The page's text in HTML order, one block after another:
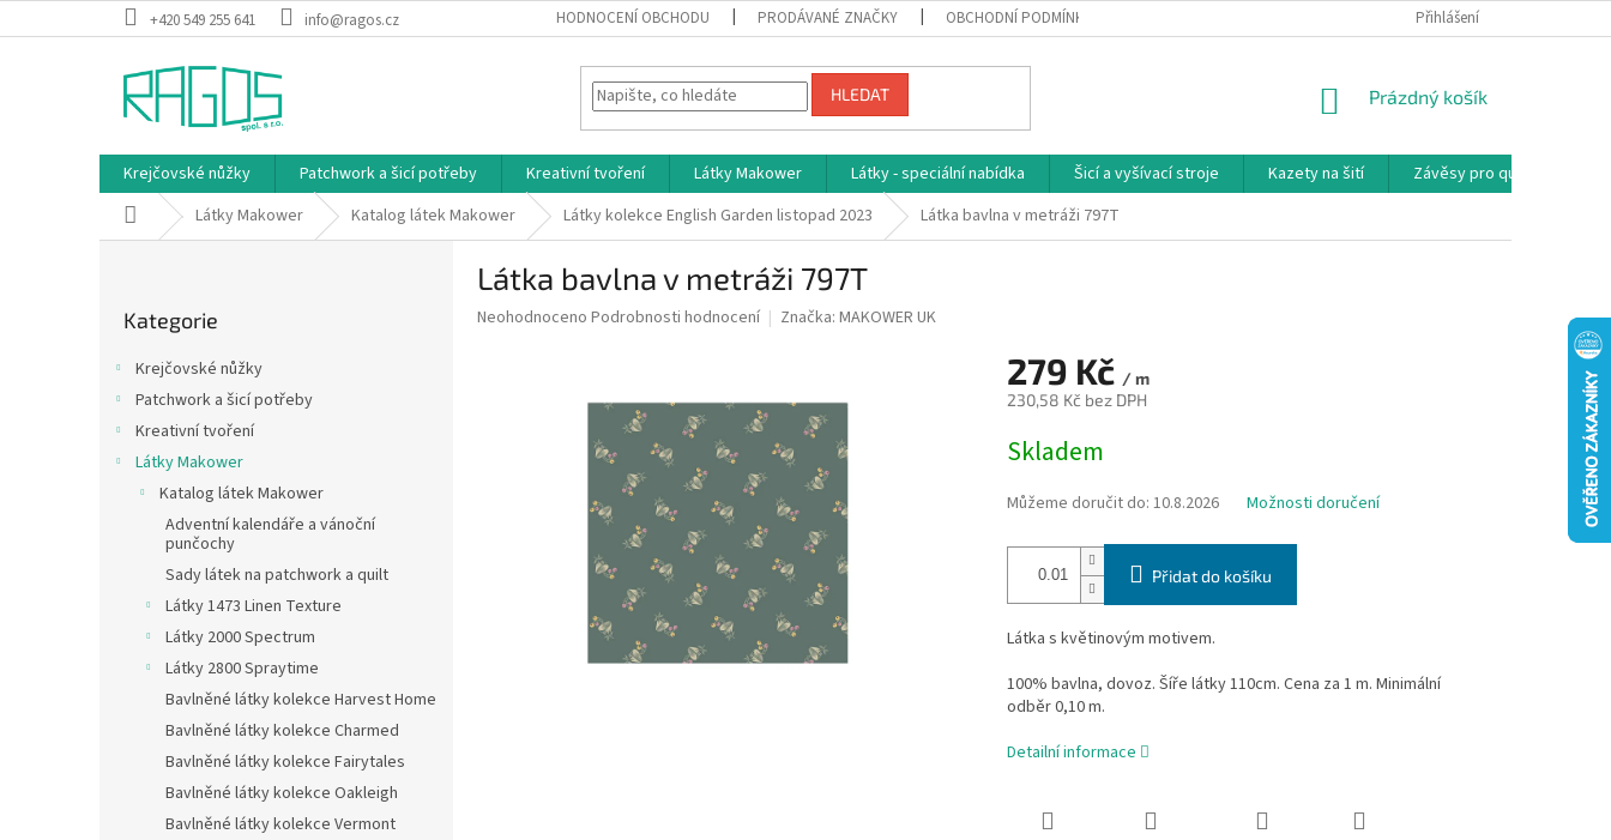
na
+420 549 255 641 info@ragos.cz HODNOCENÍ OBCHODU PRODÁVANÉ ZNAČKY OBCHODNÍ PODMÍNKY REKLAMAČNÍ PODMÍNKY
Přihlášení
HLEDAT
NÁKUPNÍ
Prázdný košík
Krejčovské nůžky Patchwork a šicí potřeby Kreativní tvoření Látky Makower Látky - speciální nabídka Šicí a vyšívací stroje Kazety na šití Závěsy pro quilty
Domů Látky Makower Katalog látek Makower Látky kolekce English Garden listopad 2023 Látka bavlna v metráži 797T
kategorie
Kategorie
Krejčovské nůžky
Patchwork a šicí potřeby
Kreativní tvoření
Látky Makower
Katalog látek Makower
Adventní kalendáře a vánoční
punčochy
Sady látek na patchwork a quilt
Látky 1473 Linen Texture
Látky 2000 Spectrum
Látky 2800 Spraytime
Bavlněné látky kolekce Harvest Home
Bavlněné látky kolekce Charmed
Bavlněné látky kolekce Fairytales
Bavlněné látky kolekce Oakleigh
Bavlněné látky kolekce Vermont
Látka bavlna v metráži 797T
Průměrné
Neohodnoceno Podrobnosti hodnocení Značka: MAKOWER UK
279 Kč / m
230,58 Kč bez DPH
cena:
Skladem
Můžeme doručit do: 10.8.2026 Možnosti doručení
Přidat do košíku
Látka s květinovým motivem.
100% bavlna, dovoz. Šíře látky 110cm. Cena za 1 m. Minimální
odběr 0,10 m.
Detailní informace